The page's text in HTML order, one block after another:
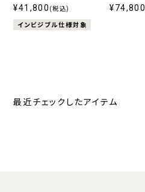
¥41,800 (税込)
インビジブル仕様対象
グレー
¥74,800
最近チェックしたアイテム